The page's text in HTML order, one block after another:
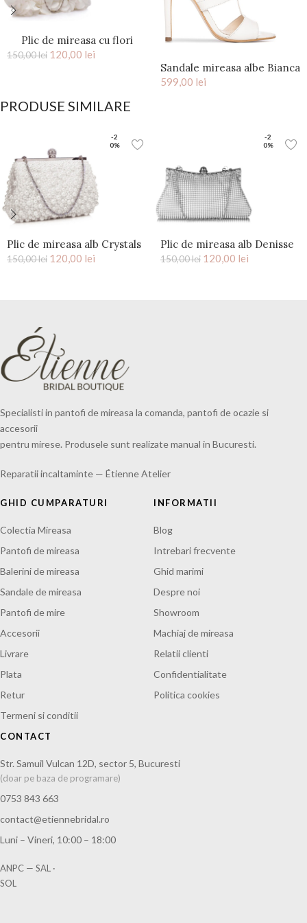
Plic de mireasa cu flori
saten Ivory Kiss
150,00lei 120,00 lei
Sandale mireasa albe Bianca
599,00 lei
PRODUSE SIMILARE
-2
0%
Plic de mireasa alb Crystals
150,00lei 120,00 lei
-2
0%
Plic de mireasa alb Denisse
150,00lei 120,00 lei
Specialisti in pantofi de mireasa la comanda, pantofi de ocazie si
accesorii
pentru mirese. Produsele sunt realizate manual in Bucuresti.
Reparatii incaltaminte — Étienne Atelier
GHID CUMPARATURI
Colectia Mireasa
Pantofi de mireasa
Balerini de mireasa
Sandale de mireasa
Pantofi de mire
Accesorii
Livrare
Plata
Retur
Termeni si conditii
INFORMATII
Blog
Intrebari frecvente
Ghid marimi
Despre noi
Showroom
Machiaj de mireasa
Relatii clienti
Confidentialitate
Politica cookies
CONTACT
Str. Samuil Vulcan 12D, sector 5, Bucuresti
(doar pe baza de programare)
0753 843 663
contact@etiennebridal.ro
Luni – Vineri, 10:00 – 18:00
ANPC — SAL ·
SOL